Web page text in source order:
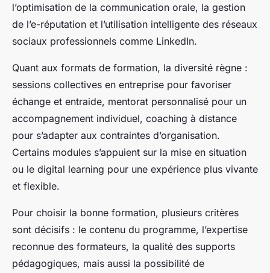
l’optimisation de la communication orale, la gestion
de l’e-réputation et l’utilisation intelligente des réseaux
sociaux professionnels comme LinkedIn.
Quant aux formats de formation, la diversité règne :
sessions collectives en entreprise pour favoriser
échange et entraide, mentorat personnalisé pour un
accompagnement individuel, coaching à distance
pour s’adapter aux contraintes d’organisation.
Certains modules s’appuient sur la mise en situation
ou le digital learning pour une expérience plus vivante
et flexible.
Pour choisir la bonne formation, plusieurs critères
sont décisifs : le contenu du programme, l’expertise
reconnue des formateurs, la qualité des supports
pédagogiques, mais aussi la possibilité de